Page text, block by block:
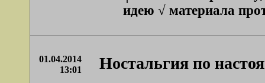
идею √ материала
01.04.2014
13:01
Ностальгия по